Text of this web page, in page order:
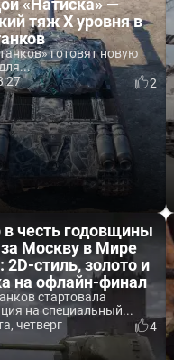
тяж X уровня в
готовят новую
2
в честь годовщины
Москву в Мире
2D-стиль, золото и
на офлайн-финал
стартовала
на специальный...
четверг
4